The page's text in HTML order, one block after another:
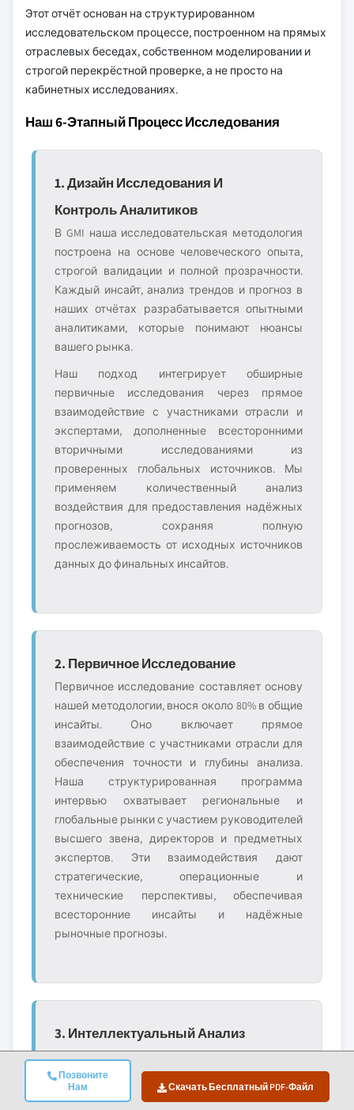
Позвоните
Нам
Скачать Бесплатный PDF-Файл
Этот отчёт основан на структурированном
исследовательском процессе, построенном на прямых
отраслевых беседах, собственном моделировании и
строгой перекрёстной проверке, а не просто на
кабинетных исследованиях.
Наш 6-Этапный Процесс Исследования
1. Дизайн Исследования И
Контроль Аналитиков
В GMI наша исследовательская методология
построена на основе человеческого опыта,
строгой валидации и полной прозрачности.
Каждый инсайт, анализ трендов и прогноз в
наших отчётах разрабатывается опытными
аналитиками, которые понимают нюансы
вашего рынка.
Наш подход интегрирует обширные
первичные исследования через прямое
взаимодействие с участниками отрасли и
экспертами, дополненные всесторонними
вторичными исследованиями из
проверенных глобальных источников. Мы
применяем количественный анализ
воздействия для предоставления надёжных
прогнозов, сохраняя полную
прослеживаемость от исходных источников
данных до финальных инсайтов.
2. Первичное Исследование
Первичное исследование составляет основу
нашей методологии, внося около 80% в общие
инсайты. Оно включает прямое
взаимодействие с участниками отрасли для
обеспечения точности и глубины анализа.
Наша структурированная программа
интервью охватывает региональные и
глобальные рынки с участием руководителей
высшего звена, директоров и предметных
экспертов. Эти взаимодействия дают
стратегические, операционные и
технические перспективы, обеспечивая
всесторонние инсайты и надёжные
рыночные прогнозы.
3. Интеллектуальный Анализ
Данных И Анализ Рынка
Интеллектуальный анализ данных является
ключевой частью нашего